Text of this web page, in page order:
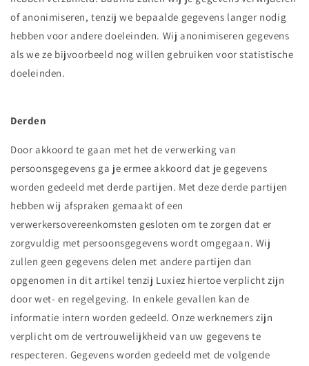
of anonimiseren, tenzij we bepaalde gegevens langer nodig
hebben voor andere doeleinden. Wij anonimiseren gegevens
als we ze bijvoorbeeld nog willen gebruiken voor statistische
doeleinden.
Derden
Door akkoord te gaan met het de verwerking van
persoonsgegevens ga je ermee akkoord dat je gegevens
worden gedeeld met derde partijen. Met deze derde partijen
hebben wij afspraken gemaakt of een
verwerkersovereenkomsten gesloten om te zorgen dat er
zorgvuldig met persoonsgegevens wordt omgegaan. Wij
zullen geen gegevens delen met andere partijen dan
opgenomen in dit artikel tenzij Luxiez hiertoe verplicht zijn
door wet- en regelgeving. In enkele gevallen kan de
informatie intern worden gedeeld. Onze werknemers zijn
verplicht om de vertrouwelijkheid van uw gegevens te
respecteren. Gegevens worden gedeeld met de volgende